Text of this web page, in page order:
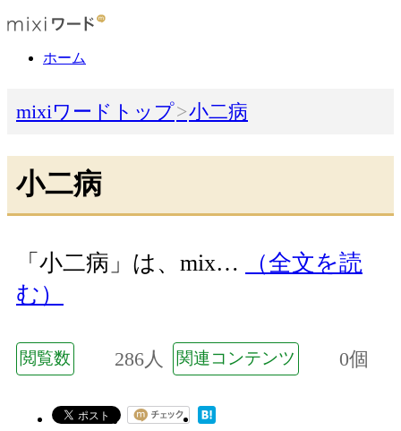
ホーム
mixiワードトップ 小二病
小二病
「小二病」は、mix…
（全文を読
む）
閲覧数 286人 関連コンテンツ 0個